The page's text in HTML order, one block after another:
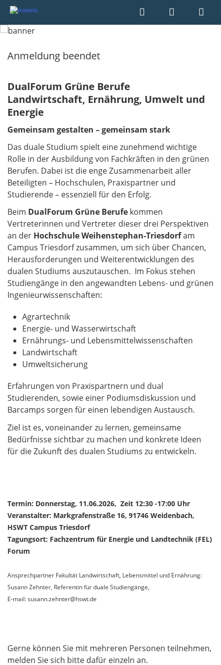
Anmeldung beendet
DualForum Grüne Berufe
Landwirtschaft, Ernährung, Umwelt und
Energie
Gemeinsam gestalten – gemeinsam stark
Das duale Studium spielt eine zunehmend wichtige
Rolle in der Ausbildung von Fachkräften in den grünen
Berufen. Dabei ist die enge Zusammenarbeit aller
Beteiligten – Hochschulen, Praxispartner und
Studierende – essenziell für den Erfolg.
Beim DualForum Grüne Berufe kommen
Vertreterinnen und Vertreter dieser drei Perspektiven
an der Hochschule Weihenstephan-Triesdorfam
Campus Triesdorf zusammen, um sich über Chancen,
Herausforderungen und Weiterentwicklungen des
dualen Studiums auszutauschen. Im Fokus stehen
Studiengänge in den angewandten Lebens- und grünen
Ingenieurwissenschaften:
Agrartechnik
Energie- und Wasserwirtschaft
Ernährungs- und Lebensmittelwissenschaften
Landwirtschaft
Umweltsicherung
Erfahrungen von Praxispartnern und dual
Studierenden, sowie einer Podiumsdiskussion und
Barcamps sorgen für einen lebendigen Austausch.
Ziel ist es, voneinander zu lernen, gemeinsame
Bedürfnisse sichtbar zu machen und konkrete Ideen
für die Zukunft des dualen Studiums zu entwickeln.
Termin: Donnerstag, 11.06.2026, Zeit 12:30 -17:00 Uhr
Veranstalter: Markgrafenstraße 16, 91746 Weidenbach,
HSWT Campus Triesdorf
Tagungsort: Fachzentrum für Energie und Landtechnik (FEL)
Forum
Ansprechpartner Fakultät Landwirtschaft, Lebensmittel und Ernährung:
Susann Zehnter, Referentin für duale Studiengänge,
E-mail: susann.zehnter@hswt.de
Gerne können Sie mit mehreren Personen teilnehmen,
melden Sie sich bitte dafür einzeln an.